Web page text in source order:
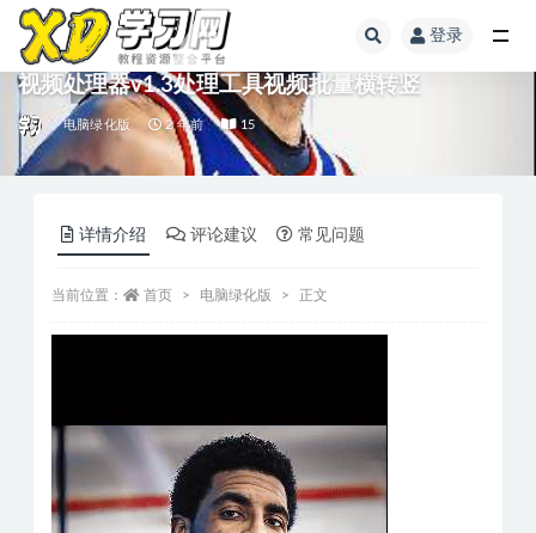
登录
视频处理器v1.3处理工具视频批量横转竖
电脑绿化版 2 年前 15
详情介绍 评论建议 常见问题
当前位置： 首页 电脑绿化版 正文